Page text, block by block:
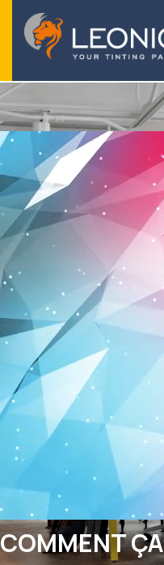
COMMENT